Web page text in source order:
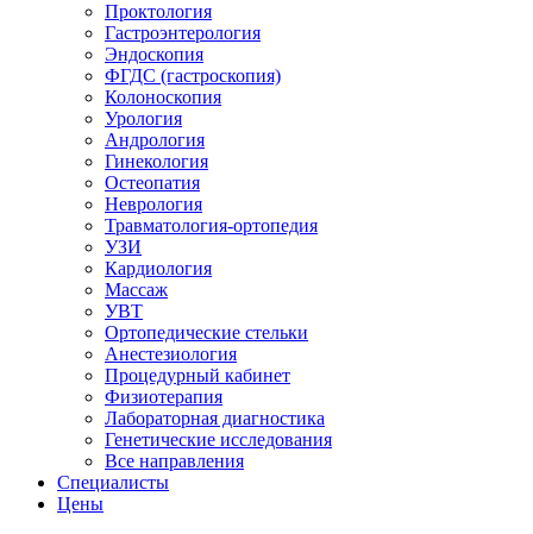
Проктология
Гастроэнтерология
Эндоскопия
ФГДС (гастроскопия)
Колоноскопия
Урология
Андрология
Гинекология
Остеопатия
Неврология
Травматология-ортопедия
УЗИ
Кардиология
Массаж
УВТ
Ортопедические стельки
Анестезиология
Процедурный кабинет
Физиотерапия
Лабораторная диагностика
Генетические исследования
Все направления
Специалисты
Цены